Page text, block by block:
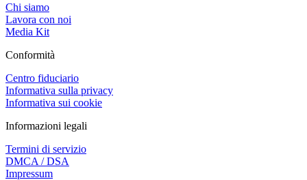
Chi siamo
Lavora con noi
Media Kit
Conformità
Centro fiduciario
Informativa sulla privacy
Informativa sui cookie
Informazioni legali
Termini di servizio
DMCA / DSA
Impressum